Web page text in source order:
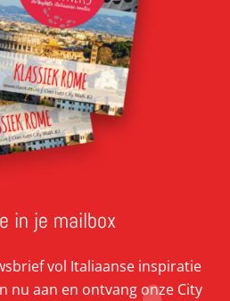
in je mailbox
vol Italiaanse inspiratie
nu aan en ontvang onze City